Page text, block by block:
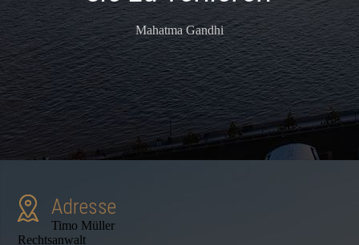
Mahatma Gandhi
Adresse
Timo Müller
Rechtsanwalt